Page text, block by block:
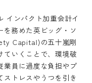
インパクト加重会計イ
を務めた英ビッグ・ソ
Capital)の五十嵐剛
ていくことで、環境破
業員に過度な負担やプ
ストレスやうつを引き